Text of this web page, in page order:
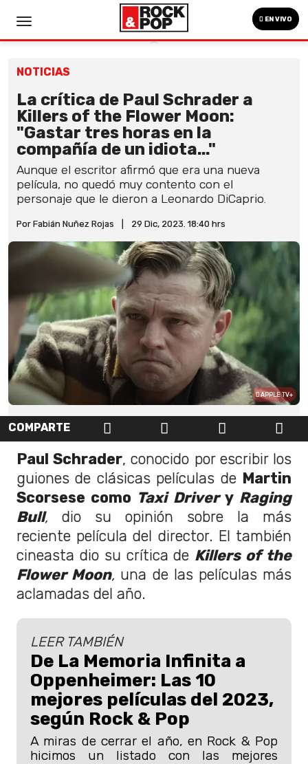
EN VIVO
NOTICIAS
La crítica de Paul Schrader a
Killers of the Flower Moon:
"Gastar tres horas en la
compañía de un idiota..."
Aunque el escritor afirmó que era una nueva
película, no quedó muy contento con el
personaje que le dieron a Leonardo DiCaprio.
Por Fabián Nuñez Rojas 29 Dic, 2023. 18:40 hrs
APPLE TV+
COMPARTE
Paul Schrader, conocido por escribir los
guiones de clásicas películas de Martin
Scorsese como Taxi Driver y Raging
Bull, dio su opinión sobre la más
reciente película del director. El también
cineasta dio su crítica de Killers of the
Flower Moon, una de las películas más
aclamadas del año.
LEER TAMBIÉN
De La Memoria Infinita a
Oppenheimer: Las 10
mejores películas del 2023,
según Rock & Pop
A miras de cerrar el año, en Rock & Pop
hicimos un listado con las mejores